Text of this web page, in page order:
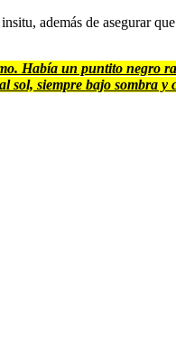
además de asegurar
Había un puntito negro
siempre bajo sombra